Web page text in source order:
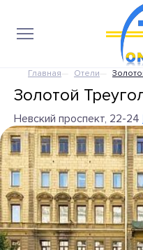
Главная Отели
Золотой
Невский проспект, 22-24